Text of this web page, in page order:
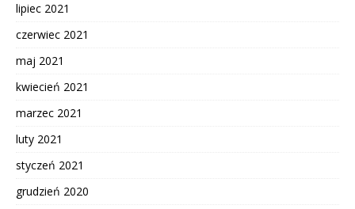
lipiec 2021
czerwiec 2021
maj 2021
kwiecień 2021
marzec 2021
luty 2021
styczeń 2021
grudzień 2020